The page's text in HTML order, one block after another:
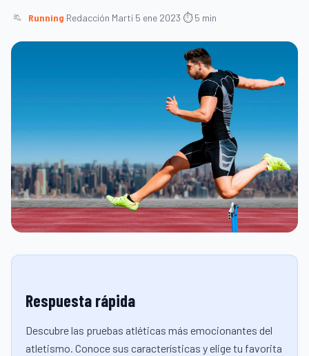
Running·Redacción Martí·5 ene 2023·⏱ 5 min
Respuesta rápida
Descubre las pruebas atléticas más emocionantes del
atletismo. Conoce sus características y elige tu favorita